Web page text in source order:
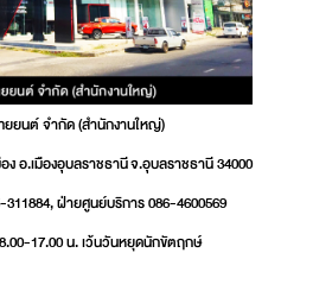
ยยนต์ จำกัด (สำนักงานใหญ่)
ง อ.เมืองอุบลราชธานี จ.อุบลราชธานี 34000
ฝ่ายศูนย์บริการ 086-4600569
17.00 น. เว้นวันหยุดนักขัตฤกษ์